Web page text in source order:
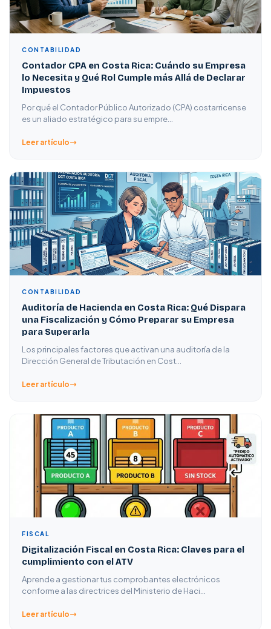
CONTABILIDAD
Contador CPA en Costa Rica: Cuándo su Empresa
lo Necesita y Qué Rol Cumple más Allá de Declarar
Impuestos
Por qué el Contador Público Autorizado (CPA) costarricense
es un aliado estratégico para su empre…
Leer artículo
CONTABILIDAD
Auditoría de Hacienda en Costa Rica: Qué Dispara
una Fiscalización y Cómo Preparar su Empresa
para Superarla
Los principales factores que activan una auditoría de la
Dirección General de Tributación en Cost…
Leer artículo
FISCAL
Digitalización Fiscal en Costa Rica: Claves para el
cumplimiento con el ATV
Aprende a gestionar tus comprobantes electrónicos
conforme a las directrices del Ministerio de Haci…
Leer artículo